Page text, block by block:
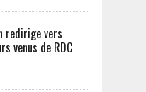
redirige vers
venus de RDC